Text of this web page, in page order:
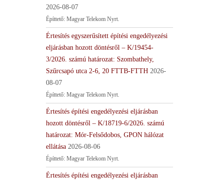
2026-08-07
Építtető: Magyar Telekom Nyrt.
Értesítés egyszerűsített építési engedélyezési
eljárásban hozott döntésről – K/19454-
3/2026. számú határozat: Szombathely,
Szűrcsapó utca 2-6, 20 FTTB-FTTH 2026-
08-07
Építtető: Magyar Telekom Nyrt.
Értesítés építési engedélyezési eljárásban
hozott döntésről – K/18719-6/2026. számú
határozat: Mór-Felsődobos, GPON hálózat
ellátása 2026-08-06
Építtető: Magyar Telekom Nyrt.
Értesítés építési engedélyezési eljárásban